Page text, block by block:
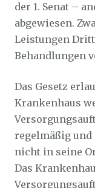
der 1. Senat –
abgewiesen.
Leistungen
Behandlungen
Das Gesetz
Krankenhaus
regelmäßig
nicht in seine
Das